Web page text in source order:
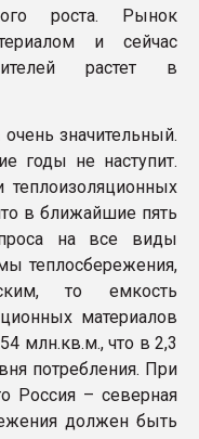
роста. Рынок
и сейчас
растет в
значительный.
годы не наступит.
в ближайшие пять
на все виды
теплосбережения,
то емкость
материалов
млн.кв.м., что в 2,3
потребления. При
Россия – северная
должен быть